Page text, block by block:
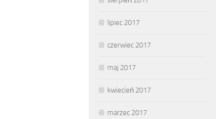
lipiec 2017
czerwiec 2017
maj 2017
kwiecień 2017
marzec 2017